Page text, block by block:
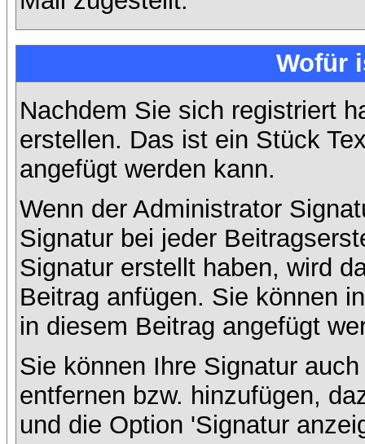
Wofür
Nachdem Sie sich registriert
erstellen. Das ist ein Stück
angefügt werden kann.
Wenn der Administrator
Signatur bei jeder
Signatur erstellt haben, wird
Beitrag anfügen. Sie können
in diesem Beitrag angefügt
Sie können Ihre Signatur
entfernen bzw. hinzufügen,
und die Option 'Signatur